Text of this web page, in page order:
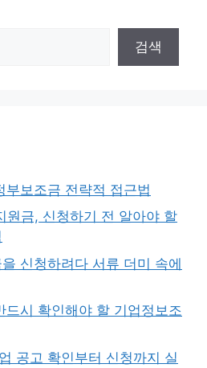
검색
부보조금 전략적 접근법
원금, 신청하기 전 알아야 할
신청하려다 서류 더미 속에
드시 확인해야 할 기업정보조
공고 확인부터 신청까지 실